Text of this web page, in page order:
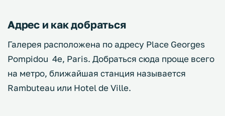
Адрес и как добраться
Галерея расположена по адресу Place Georges
Pompidou 4e, Paris. Добраться сюда проще всего
на метро, ближайшая станция называется
Rambuteau или Hotel de Ville.